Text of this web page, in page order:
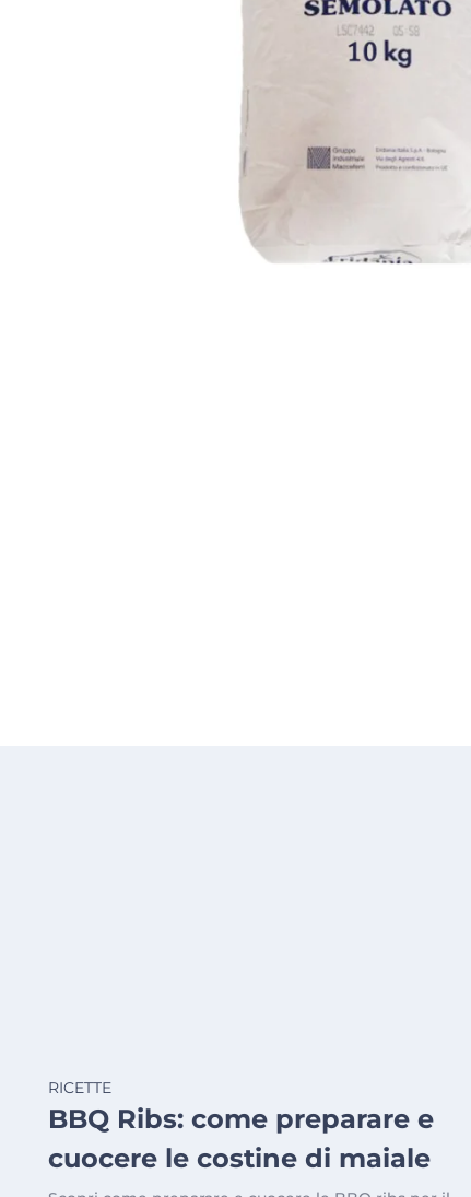
RICETTE
BBQ Ribs: come preparare e
cuocere le costine di maiale